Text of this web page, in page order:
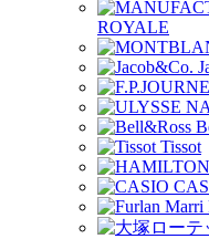
ROYALE
Tissot